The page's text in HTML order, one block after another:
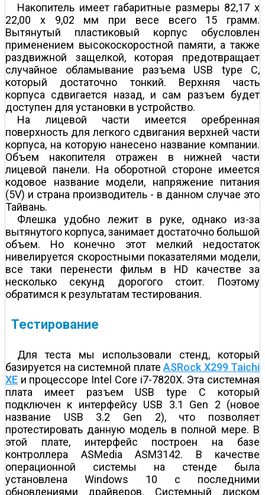
Накопитель имеет габаритные размеры 82,17 х
22,00 х 9,02 мм при весе всего 15 грамм.
Вытянутый пластиковый корпус обусловлен
применением высокоскоростной памяти, а также
раздвижной защелкой, которая предотвращает
случайное обламывание разъема USB type C,
который достаточно тонкий. Верхняя часть
корпуса сдвигается назад, и сам разъем будет
доступен для установки в устройство.
На лицевой части имеется оребренная
поверхность для легкого сдвигания верхней части
корпуса, на которую нанесено название компании.
Объем накопителя отражен в нижней части
лицевой панели. На оборотной стороне имеется
кодовое название модели, напряжение питания
(5V) и страна производитель - в данном случае это
Тайвань.
Флешка удобно лежит в руке, однако из-за
вытянутого корпуса, занимает достаточно большой
объем. Но конечно этот мелкий недостаток
нивелируется скоростными показателями модели,
все таки перенести фильм в HD качестве за
несколько секунд дорогого стоит. Поэтому
обратимся к результатам тестирования.
Тестирование
Для теста мы использовали стенд, который
базируется на системной плате ASRock X299 Taichi
XE и процессоре Intel Core i7-7820X. Эта системная
плата имеет разъем USB type C который
подключен к интерфейсу USB 3.1 Gen 2 (новое
название USB 3.2 Gen 2), что позволяет
протестировать данную модель в полной мере. В
этой плате, интерфейс построен на базе
контроллера ASMedia ASM3142. В качестве
операционной системы на стенде была
установлена Windows 10 c последними
обновлениями драйверов. Системный диском